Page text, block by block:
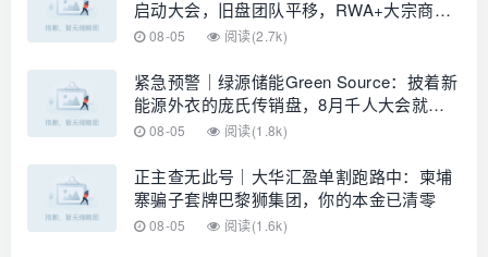
启动大会，旧盘团队平移，RWA+大宗商品
包装——又是庞氏滚盘的老剧本
08-05 阅读(2.7k)
紧急预警｜绿源储能Green Source：披着新
能源外衣的庞氏传销盘，8月千人大会就是
收割信号
08-05 阅读(1.8k)
正主查无此号｜大华汇盈单割跑路中：柬埔
寨骗子套牌巴黎狮集团，你的本金已清零
08-05 阅读(1.6k)